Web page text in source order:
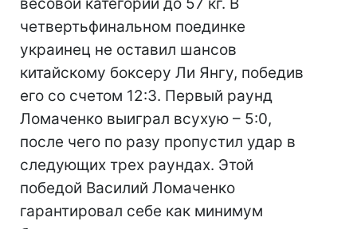
четвертьфинальном поединке
украинец не оставил шансов
китайскому боксеру Ли Янгу, победив
его со счетом 12:3. Первый раунд
Ломаченко выиграл всухую – 5:0,
после чего по разу пропустил удар в
следующих трех раундах. Этой
победой Василий Ломаченко
гарантировал себе как минимум